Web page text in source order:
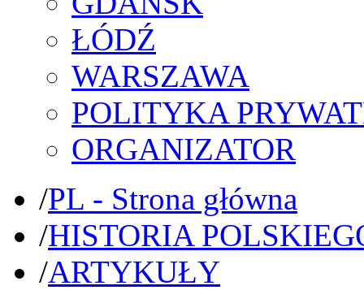
ŁÓDŹ
WARSZAWA
POLITYKA
ORGANIZATOR
/PL - Strona główna
/HISTORIA
/ARTYKUŁY